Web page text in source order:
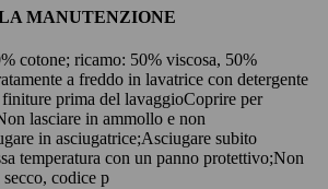
MANUTENZIONE
cotone; ricamo: 50% viscosa, 50%
a freddo in lavatrice con detergente
prima del lavaggioCoprire per
lasciare in ammollo e non
in asciugatrice;Asciugare subito
temperatura con un panno protettivo;Non
codice p